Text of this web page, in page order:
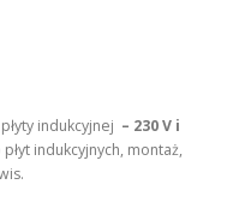
indukcyjnej – 230 V i
indukcyjnych, montaż,